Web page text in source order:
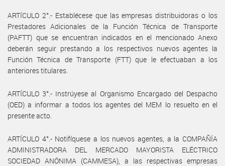
ARTÍCULO 2°.- Establécese que las empresas distribuidoras o los
Prestadores Adicionales de la Función Técnica de Transporte
(PAFTT) que se encuentran indicados en el mencionado Anexo
deberán seguir prestando a los respectivos nuevos agentes la
Función Técnica de Transporte (FTT) que le efectuaban a los
anteriores titulares.
ARTÍCULO 3°.- Instrúyese al Organismo Encargado del Despacho
(OED) a informar a todos los agentes del MEM lo resuelto en el
presente acto.
ARTÍCULO 4°.- Notifíquese a los nuevos agentes, a la COMPAÑÍA
ADMINISTRADORA DEL MERCADO MAYORISTA ELÉCTRICO
SOCIEDAD ANÓNIMA (CAMMESA), a las respectivas empresas